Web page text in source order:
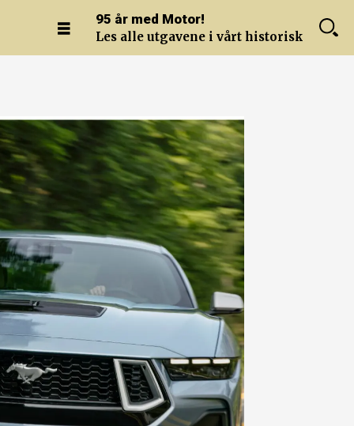
95 år med Motor!
Les alle utgavene i vårt historiske arkiv.